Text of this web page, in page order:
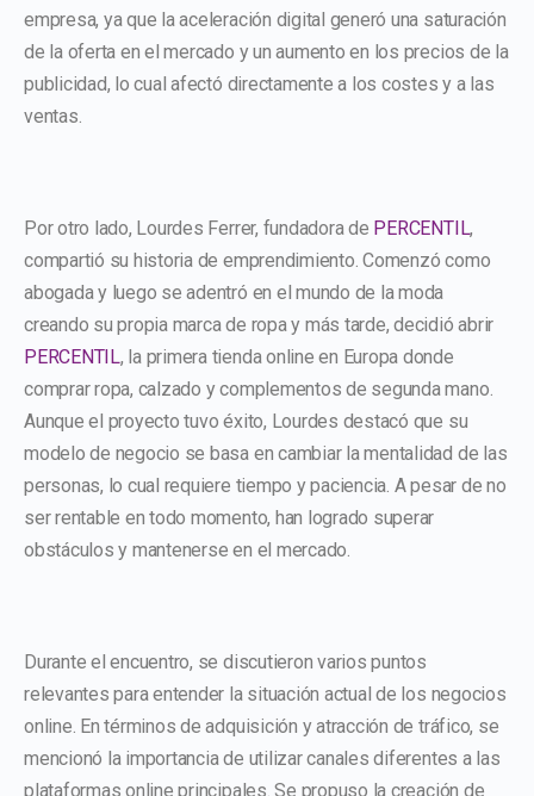
empresa, ya que la aceleración digital generó una saturación
de la oferta en el mercado y un aumento en los precios de la
publicidad, lo cual afectó directamente a los costes y a las
ventas.
Por otro lado, Lourdes Ferrer, fundadora de PERCENTIL,
compartió su historia de emprendimiento. Comenzó como
abogada y luego se adentró en el mundo de la moda
creando su propia marca de ropa y más tarde, decidió abrir
PERCENTIL, la primera tienda online en Europa donde
comprar ropa, calzado y complementos de segunda mano.
Aunque el proyecto tuvo éxito, Lourdes destacó que su
modelo de negocio se basa en cambiar la mentalidad de las
personas, lo cual requiere tiempo y paciencia. A pesar de no
ser rentable en todo momento, han logrado superar
obstáculos y mantenerse en el mercado.
Durante el encuentro, se discutieron varios puntos
relevantes para entender la situación actual de los negocios
online. En términos de adquisición y atracción de tráfico, se
mencionó la importancia de utilizar canales diferentes a las
plataformas online principales. Se propuso la creación de